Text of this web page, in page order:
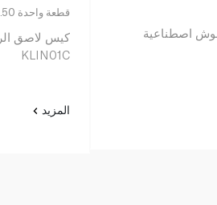
اصطناعية
21.50 قطعة واحدة
كيس لاصق
KLIN01C
المزيد